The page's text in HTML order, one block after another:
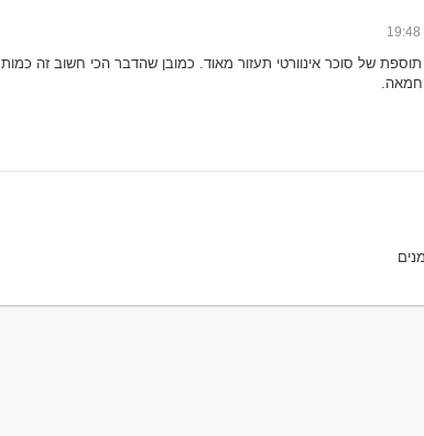
של סוכר אינוורטי תעזור מאוד. כמובן שהדבר הכי חשוב זה כמות